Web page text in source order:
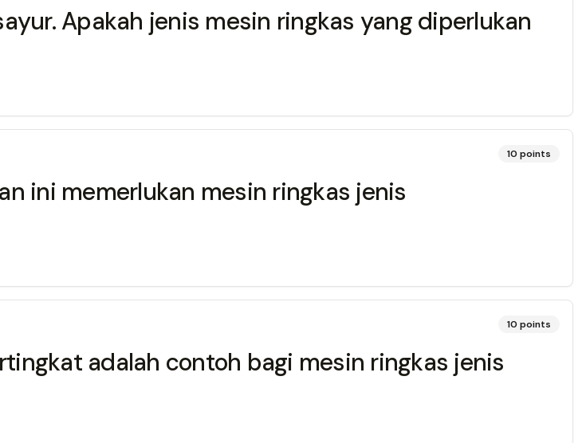
Apakah jenis mesin ringkas yang diperlukan
10 points
ini memerlukan mesin ringkas jenis
10 points
adalah contoh bagi mesin ringkas jenis